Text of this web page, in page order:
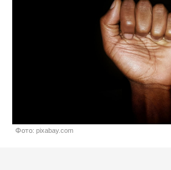
Фото: pixabay.com